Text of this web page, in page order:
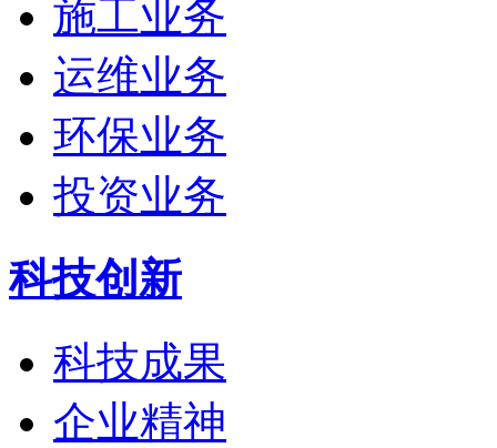
施工业务
运维业务
环保业务
投资业务
科技创新
科技成果
企业精神